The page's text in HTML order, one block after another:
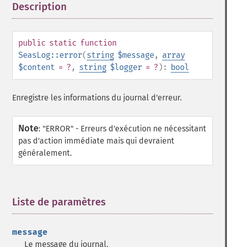
Description
public static function
SeasLog::error(string $message, array
$content = ? , string $logger = ? ): bool
Enregistre les informations du journal d'erreur.
Note: "ERROR" - Erreurs d'exécution ne nécessitant
pas d'action immédiate mais qui devraient
généralement.
Liste de paramètres
message
Le message du journal.